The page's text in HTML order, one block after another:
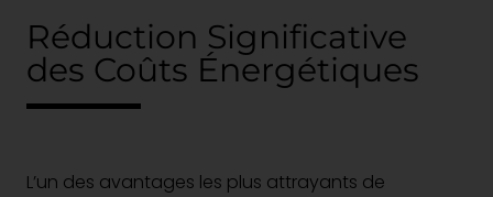
Réduction Significative
des Coûts Énergétiques
L’un des avantages les plus attrayants de